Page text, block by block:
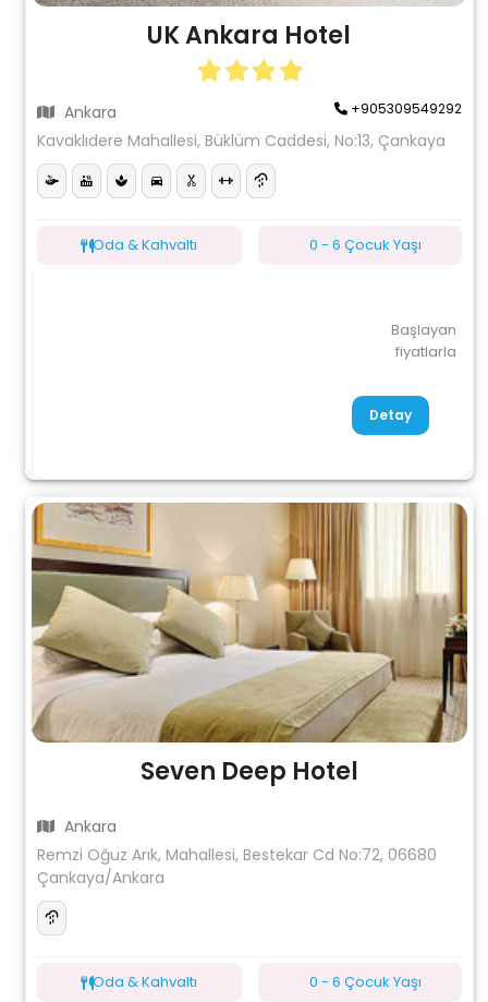
UK Ankara Hotel
Ankara +905309549292
Kavaklıdere Mahallesi, Büklüm Caddesi, No:13, Çankaya
Oda & Kahvaltı 0 - 6 Çocuk Yaşı
Başlayan
fiyatlarla
Detay
Seven Deep Hotel
Ankara
Remzi Oğuz Arık, Mahallesi, Bestekar Cd No:72, 06680
Çankaya/Ankara
Oda & Kahvaltı 0 - 6 Çocuk Yaşı